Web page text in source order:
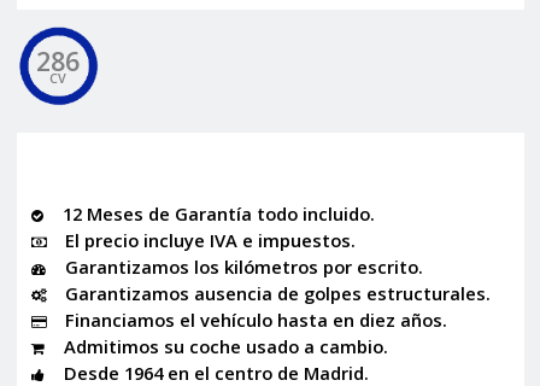
286
CV
12 Meses de Garantía todo incluido.
El precio incluye IVA e impuestos.
Garantizamos los kilómetros por escrito.
Garantizamos ausencia de golpes estructurales.
Financiamos el vehículo hasta en diez años.
Admitimos su coche usado a cambio.
Desde 1964 en el centro de Madrid.